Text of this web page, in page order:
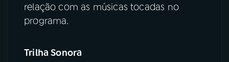
relação com as músicas tocadas no
programa.
Trilha Sonora